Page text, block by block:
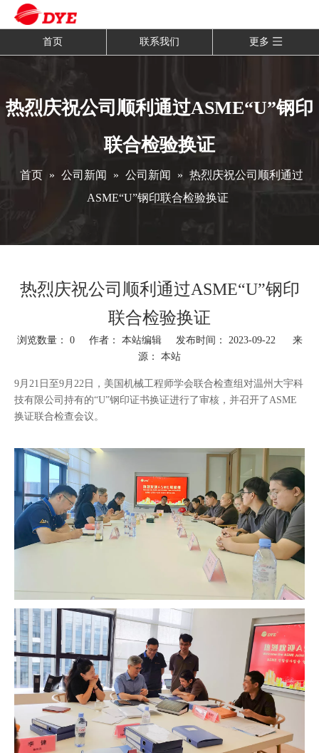
首页 联系我们 更多
热烈庆祝公司顺利通过ASME“U”钢印
联合检验换证
首页 » 公司新闻 » 公司新闻 » 热烈庆祝公司顺利通过
ASME“U”钢印联合检验换证
热烈庆祝公司顺利通过ASME“U”钢印
联合检验换证
浏览数量： 0作者： 本站编辑 发布时间： 2023-09-22 来
源： 本站
["wechat","weibo","qzone","douban","email"]
9月21日至9月22日，美国机械工程师学会联合检查组对温州大宇科
技有限公司持有的“U”钢印证书换证进行了审核，并召开了ASME
换证联合检查会议。